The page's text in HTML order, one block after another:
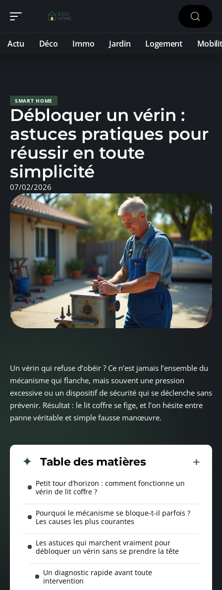
Actu Déco Immo Jardin Logement
SMART HOME
Débloquer un vérin :
astuces pratiques pour
réussir en toute
simplicité
07/02/2026
Un vérin qui refuse d’obéir ? Ce n’est jamais l’ensemble du
mécanisme qui flanche, mais souvent une pression
excessive ou un dispositif de sécurité qui se déclenche sans
prévenir. Résultat : le lit coffre se fige, et l’on hésite entre
panne véritable et simple fausse manœuvre.
Table des matières
Petit tour d’horizon : comment fonctionne un
vérin de lit coffre ?
Pourquoi le mécanisme se bloque-t-il parfois ?
Les causes les plus courantes
Les astuces qui marchent vraiment pour
débloquer un vérin sans se prendre la tête
Un diagnostic rapide avant toute
intervention